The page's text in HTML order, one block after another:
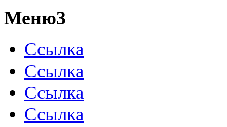
Меню3
Ссылка
Ссылка
Ссылка
Ссылка